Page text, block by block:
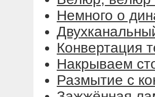
Немного о
Конвертация
Накрываем
Размытие с